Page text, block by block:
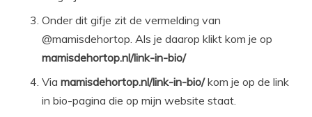
Onder dit gifje zit de vermelding van
@mamisdehortop. Als je daarop klikt kom je op
mamisdehortop.nl/link-in-bio/
Via mamisdehortop.nl/link-in-bio/kom je op de link
in bio-pagina die op mijn website staat.